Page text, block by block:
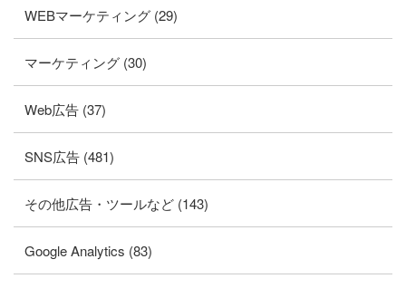
WEBマーケティング (29)
マーケティング (30)
Web広告 (37)
SNS広告 (481)
その他広告・ツールなど (143)
Google Analytics (83)